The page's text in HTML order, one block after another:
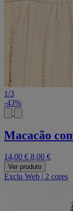
1/3
-43%
Macacão
14,00 € 8,00 €
Ver produto
Exclu Web 2 cores